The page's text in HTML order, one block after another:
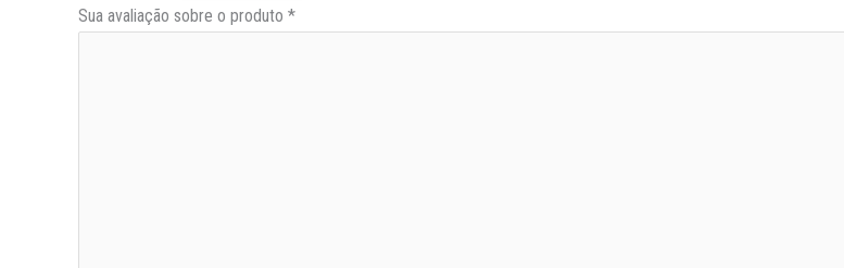
Sua avaliação sobre o produto *